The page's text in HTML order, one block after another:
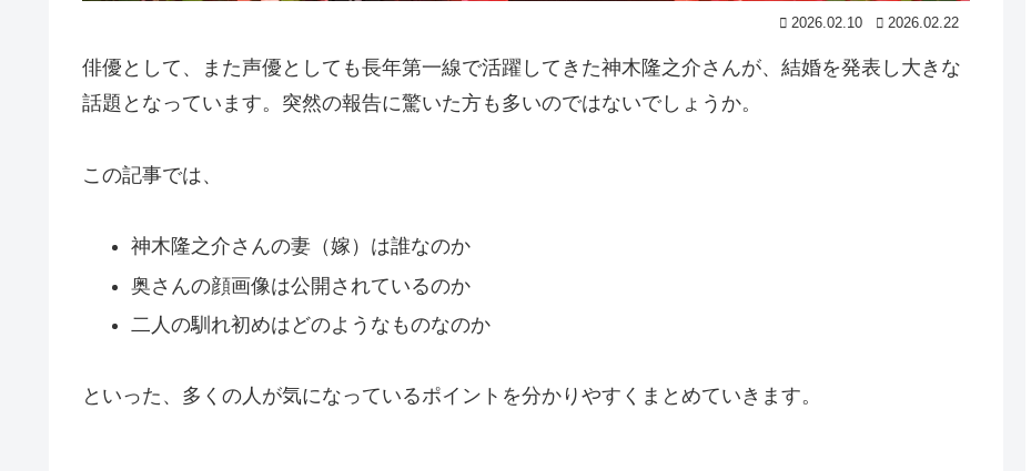
2026.02.10 2026.02.22
俳優として、また声優としても長年第一線で活躍してきた神木隆之介さんが、結婚を発表し大きな
話題となっています。突然の報告に驚いた方も多いのではないでしょうか。
この記事では、
神木隆之介さんの妻（嫁）は誰なのか
奥さんの顔画像は公開されているのか
二人の馴れ初めはどのようなものなのか
といった、多くの人が気になっているポイントを分かりやすくまとめていきます。